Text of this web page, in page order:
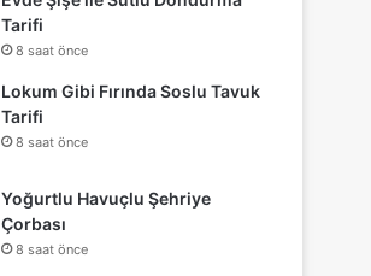
Tarifi
8 saat önce
Lokum Gibi Fırında Soslu Tavuk
Tarifi
8 saat önce
Yoğurtlu Havuçlu Şehriye
Çorbası
8 saat önce